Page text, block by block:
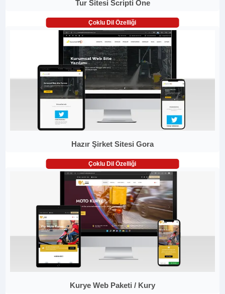
Tur Sitesi Scripti One
Çoklu Dil Özelliği
Hazır Şirket Sitesi Gora
Çoklu Dil Özelliği
Kurye Web Paketi / Kury